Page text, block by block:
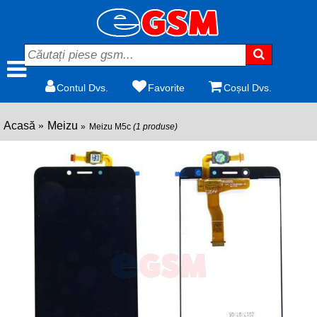
Contul Dvs. Favorite Coșul Dvs.
Acasă Meizu Meizu M5c (1 produse)